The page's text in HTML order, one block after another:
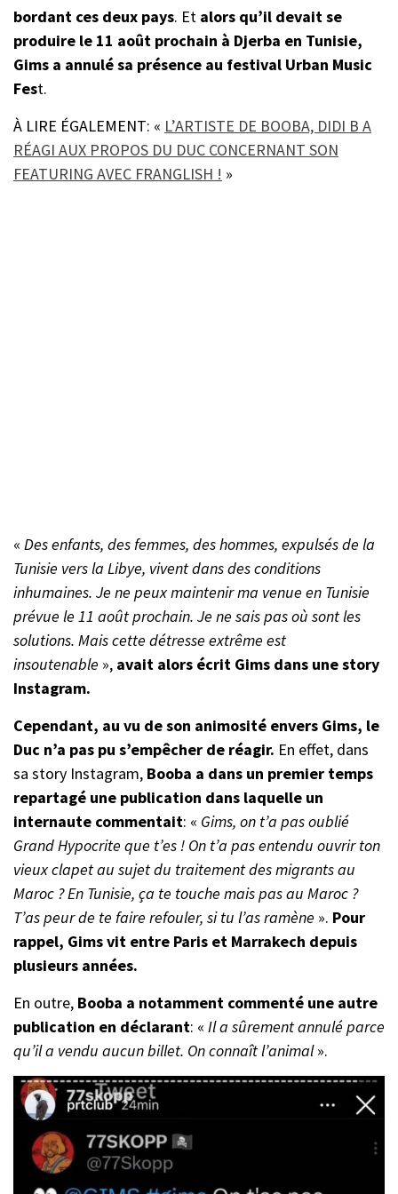
bordant ces deux pays. Et alors qu’il devait se
produire le 11 août prochain à Djerba en Tunisie,
Gims a annulé sa présence au festival Urban Music
Fest.
À LIRE ÉGALEMENT: « L’ARTISTE DE BOOBA, DIDI B A
RÉAGI AUX PROPOS DU DUC CONCERNANT SON
FEATURING AVEC FRANGLISH ! »
« Des enfants, des femmes, des hommes, expulsés de la
Tunisie vers la Libye, vivent dans des conditions
inhumaines. Je ne peux maintenir ma venue en Tunisie
prévue le 11 août prochain. Je ne sais pas où sont les
solutions. Mais cette détresse extrême est
insoutenable », avait alors écrit Gims dans une story
Instagram.
Cependant, au vu de son animosité envers Gims, le
Duc n’a pas pu s’empêcher de réagir. En effet, dans
sa story Instagram, Booba a dans un premier temps
repartagé une publication dans laquelle un
internaute commentait: « Gims, on t’a pas oublié
Grand Hypocrite que t’es ! On t’a pas entendu ouvrir ton
vieux clapet au sujet du traitement des migrants au
Maroc ? En Tunisie, ça te touche mais pas au Maroc ?
T’as peur de te faire refouler, si tu l’as ramène ». Pour
rappel, Gims vit entre Paris et Marrakech depuis
plusieurs années.
En outre, Booba a notamment commenté une autre
publication en déclarant: « Il a sûrement annulé parce
qu’il a vendu aucun billet. On connaît l’animal».